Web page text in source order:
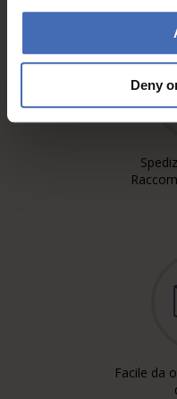
Deny
Facile da